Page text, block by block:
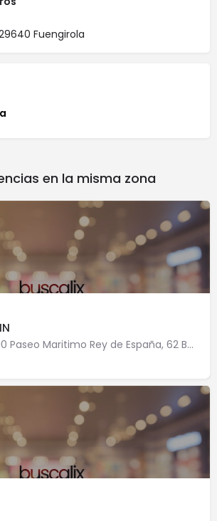
Fuengirola
en la misma zona
Precio medio: 11,00 Paseo Maritimo Rey de España, 62 BAJO;ED.LUBINA 2 29640 Fuengirola